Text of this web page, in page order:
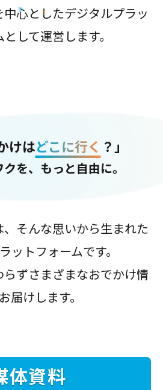
心としたデジタルプラッ
して運営します。
けはどこに行く ？」
を、もっと自由に。
、そんな思いから生まれた
ットフォームです。
らずさまざまなおでかけ情
届けします。
体資料